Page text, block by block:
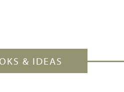
& IDEAS